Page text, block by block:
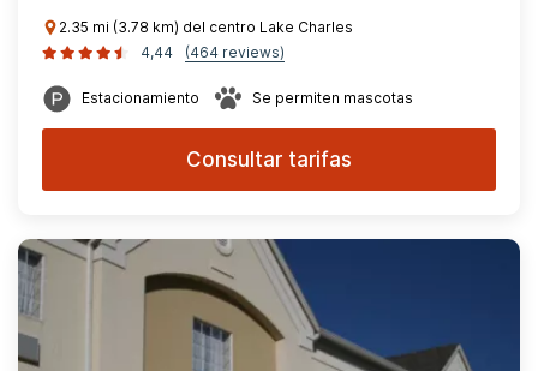
2.35 mi (3.78 km) del centro Lake Charles
4,44
(464 reviews)
Estacionamiento Se permiten mascotas
Consultar tarifas